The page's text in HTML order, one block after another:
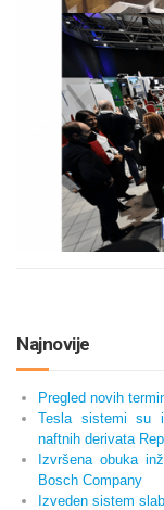
Najnovije
Pregled novih
Tesla sistemi su
naftnih derivata
Izvršena obuka
Bosch Company
Izveden sistem